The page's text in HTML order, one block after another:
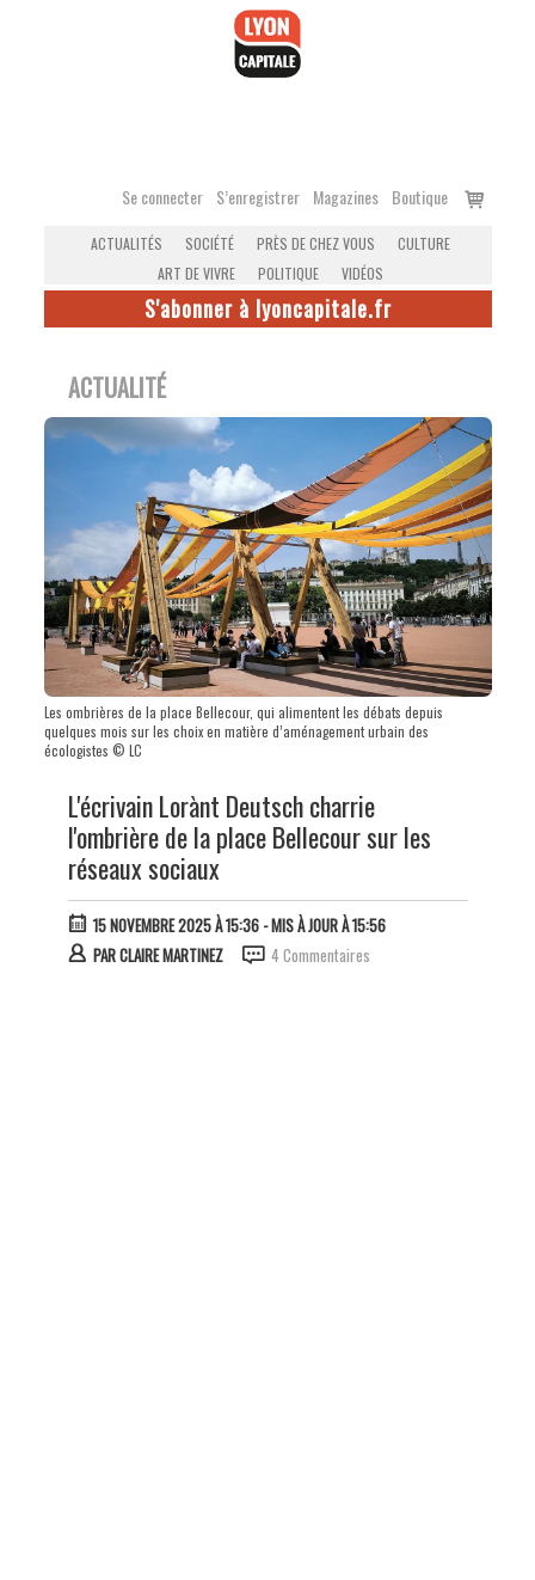
Se connecter S’enregistrer Magazines Boutique
Voir
ACTUALITÉS SOCIÉTÉ PRÈS DE CHEZ VOUS
CULTURE
ART DE VIVRE
POLITIQUE VIDÉOS
S'abonner à lyoncapitale.fr
ACTUALITÉ
Les ombrières de la place Bellecour, qui alimentent les débats depuis
quelques mois sur les choix en matière d’aménagement urbain des
écologistes © LC
L'écrivain Lorànt Deutsch charrie
l'ombrière de la place Bellecour sur les
réseaux sociaux
15 NOVEMBRE 2025 À 15:36- MIS À JOUR À 15:56
PARCLAIRE MARTINEZ 4 Commentaires